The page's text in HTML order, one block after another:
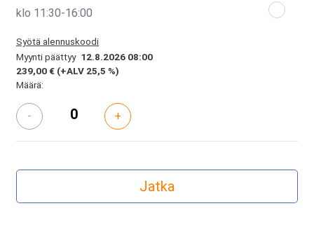
klo 11:30-16:00
Syötä alennuskoodi
Myynti päättyy 12.8.2026 08:00
239,00 € (+ALV 25,5 %)
Määrä:
- +